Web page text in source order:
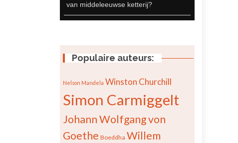
van middeleeuwse ketterij?
Populaire auteurs:
Nelson Mandela Winston Churchill
Simon Carmiggelt
Johann Wolfgang von
Goethe Boeddha Willem